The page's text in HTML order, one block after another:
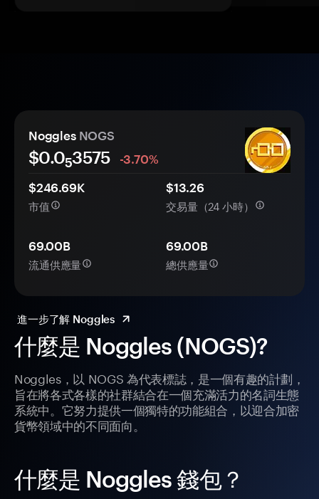
什麼是 Noggles (NOGS)?
Noggles，以 NOGS 為代表標誌，是一個有趣的計劃，
旨在將各式各樣的社群結合在一個充滿活力的名詞生態
系統中。它努力提供一個獨特的功能組合，以迎合加密
貨幣領域中的不同面向。
什麼是 Noggles 錢包？
Noggles NOGS
$0.053575
-3.70%
$246.69K
市值
$13.26
交易量（24 小時）
69.00B
流通供應量
69.00B
總供應量
進一步了解 Noggles